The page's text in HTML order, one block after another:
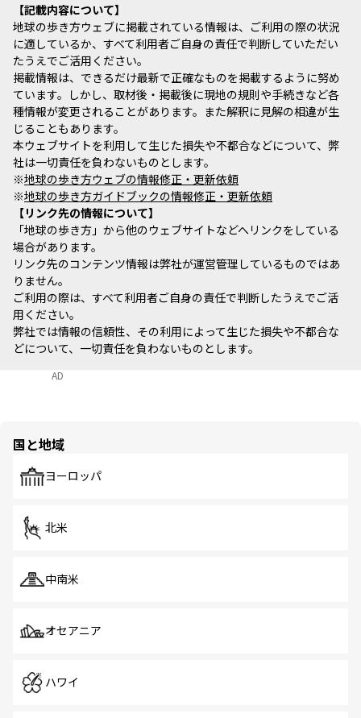
記載内容について
地球の歩き方ウェブに掲載されている情報は、ご利用の際の状況
に適しているか、すべて利用者ご自身の責任で判断していただい
たうえでご活用ください。
掲載情報は、できるだけ最新で正確なものを掲載するように努め
ています。しかし、取材後・掲載後に現地の規則や手続きなど各
種情報が変更されることがあります。また解釈に見解の相違が生
じることもあります。
本ウェブサイトを利用して生じた損失や不都合などについて、弊
社は一切責任を負わないものとします。
※地球の歩き方ウェブの情報修正・更新依頼
※地球の歩き方ガイドブックの情報修正・更新依頼
リンク先の情報について
「地球の歩き方」から他のウェブサイトなどへリンクをしている
場合があります。
リンク先のコンテンツ情報は弊社が運営管理しているものではあ
りません。
ご利用の際は、すべて利用者ご自身の責任で判断したうえでご活
用ください。
弊社では情報の信頼性、その利用によって生じた損失や不都合な
どについて、一切責任を負わないものとします。
AD
国と地域
ヨーロッパ
北米
中南米
オセアニア
ハワイ